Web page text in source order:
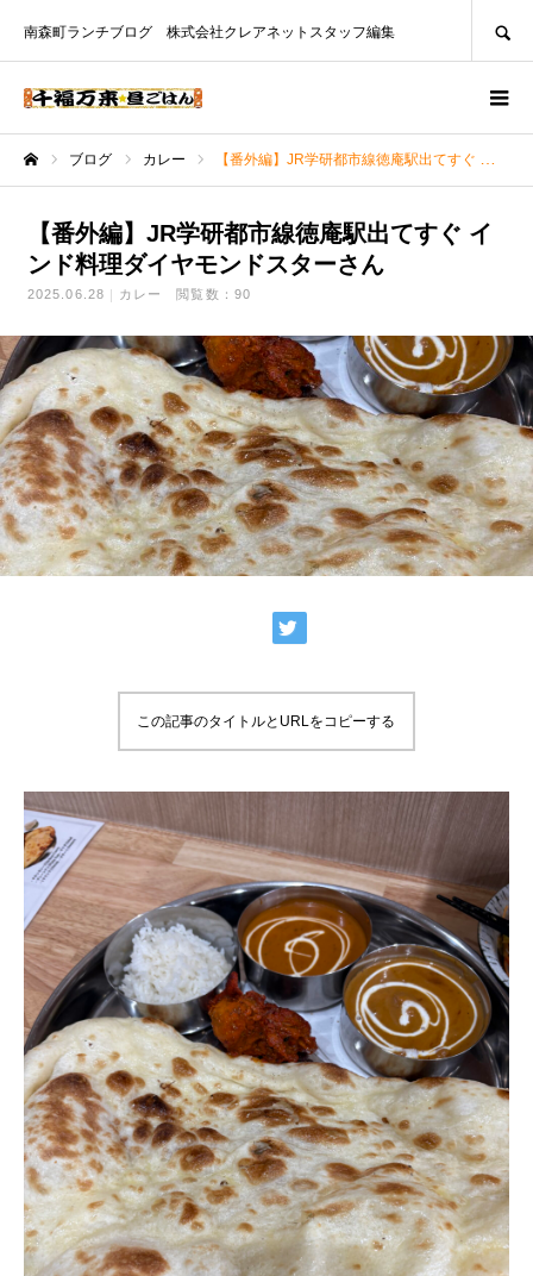
南森町ランチブログ 株式会社クレアネットスタッフ編集
ブログ カレー 【番外編】JR学研都市線徳庵駅出てすぐ インド料理ダイヤモンドスターさん
【番外編】JR学研都市線徳庵駅出てすぐ イ
ンド料理ダイヤモンドスターさん
2025.06.28 カレー 閲覧数：90
この記事のタイトルとURLをコピーする